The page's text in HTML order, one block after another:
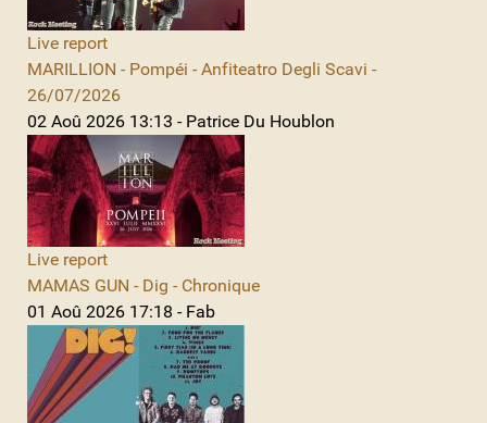
Live report
MARILLION - Pompéi - Anfiteatro Degli Scavi -
26/07/2026
02 Aoû 2026 13:13 - Patrice Du Houblon
Live report
MAMAS GUN - Dig - Chronique
01 Aoû 2026 17:18 - Fab